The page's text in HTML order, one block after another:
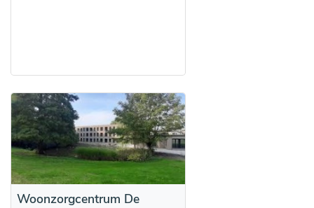
Woonzorgcentrum De